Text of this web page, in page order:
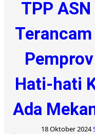
TPP
Terancam
Hati-hati
Ada
18 Oktober 2024